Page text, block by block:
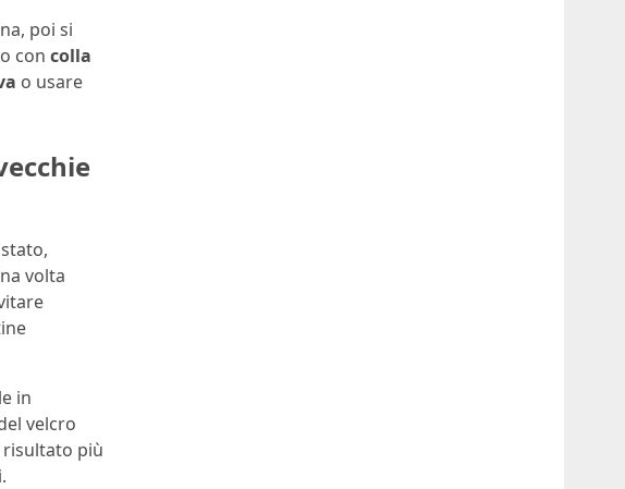
poi si
con colla
o usare
volta
in
velcro
risultato più